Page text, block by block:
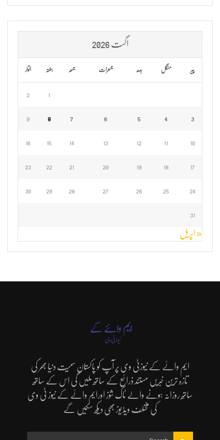
اگست 2026
پیر منگل بدھ جمعرات جمعہ ہفتہ اتوار
1
2
3
4
5
6
7
8
9
10
11
12
13
14
15
16
17
18
19
20
21
22
23
24
25
26
27
28
29
30
31
« اپریل
ایم وائے کے نیوزٹی وی پر آپ کو پاکستان سمیت دنیا بھر کی
تازہ ترین خبریں مستند ذرائع کے ساتھ ملیں گی اس کے ساتھ
ساتھ روزانہ ہونے والے ٹاک شوز اورایم وائے کے نیوز ٹی وی
کی مختلف ویڈیوز بھی دیکھ سکیں گے